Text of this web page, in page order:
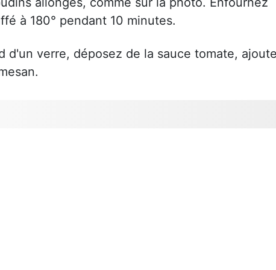
à 180° pendant 10 minutes.
d'un verre, déposez de la sauce tomate,